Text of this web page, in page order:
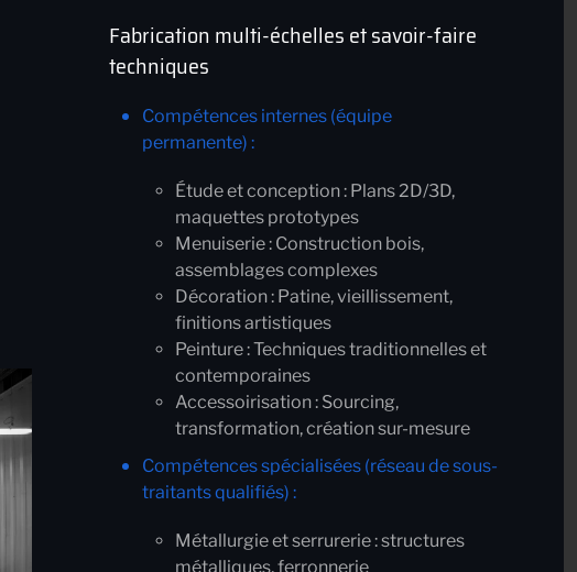
Fabrication multi-échelles et savoir-faire
techniques
Compétences internes (équipe
permanente) :
Étude et conception: Plans 2D/3D,
maquettes prototypes
Menuiserie: Construction bois,
assemblages complexes
Décoration: Patine, vieillissement,
finitions artistiques
Peinture: Techniques traditionnelles et
contemporaines
Accessoirisation: Sourcing,
transformation, création sur-mesure
Compétences spécialisées (réseau de sous-
traitants qualifiés) :
Métallurgie et serrurerie: structures
métalliques, ferronnerie